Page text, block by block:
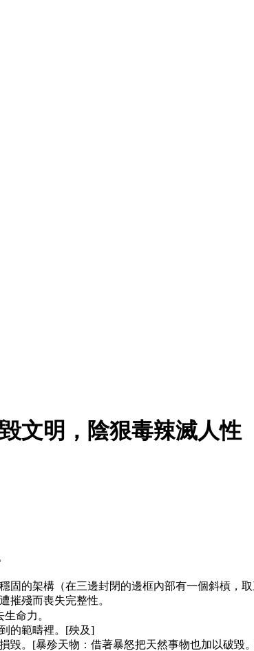
文明，陰狠毒辣滅人性
固的架構（在三邊封閉的邊框內部有一個斜槓，
摧殘而喪失完整性。
命力。
的範疇裡。[殃及]
毀。[暴殄天物：借著暴怒把天然事物也加以破毀